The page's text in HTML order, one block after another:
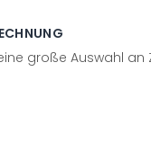
große Auswahl